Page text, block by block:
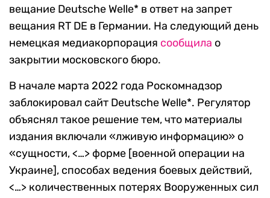
вещание Deutsche Welle* в ответ на запрет
вещания RT DE в Германии. На следующий день
немецкая медиакорпорация сообщила о
закрытии московского бюро.
В начале марта 2022 года Роскомнадзор
заблокировал сайт Deutsche Welle*. Регулятор
объяснял такое решение тем, что материалы
издания включали «лживую информацию» о
«сущности, <…> форме [военной операции на
Украине], способах ведения боевых действий,
<…> количественных потерях Вооруженных сил